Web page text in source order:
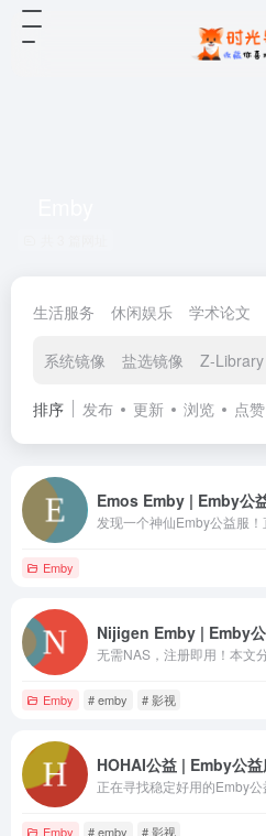
生活服务 休闲娱乐 学术论文
系统镜像 盐选镜像 Z-Library
排序 发布 更新 浏览 点赞
Emby
Emby # emby # 影视
Emby # emby # 影视